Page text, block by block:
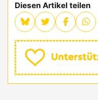
Diesen Artikel teilen